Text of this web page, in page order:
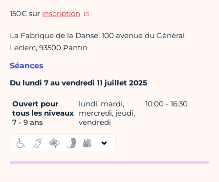
150€ sur inscription
La Fabrique de la Danse, 100 avenue du Général
Leclerc, 93500 Pantin
Séances
Du lundi 7 au vendredi 11 juillet 2025
Ouvert pour
tous les niveaux
7 - 9 ans
lundi, mardi,
mercredi, jeudi,
vendredi
10:00 - 16:30